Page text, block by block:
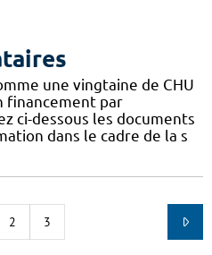
une vingtaine de CHU
financement par
ci-dessous les documents
dans le cadre de la s
2 3